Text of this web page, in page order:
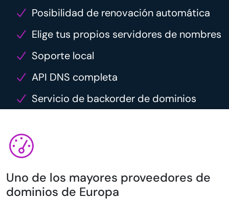
Posibilidad de renovación automática
Elige tus propios servidores de nombres
Soporte local
API DNS completa
Servicio de backorder de dominios
Uno de los mayores proveedores de
dominios de Europa